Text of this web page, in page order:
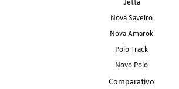
Nova Saveiro
Nova Amarok
Polo Track
Novo Polo
Comparativo